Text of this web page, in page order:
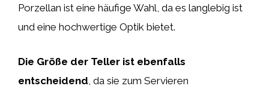
Porzellan ist eine häufige Wahl, da es langlebig ist
und eine hochwertige Optik bietet.
Die Größe der Teller ist ebenfalls
entscheidend , da sie zum Servieren